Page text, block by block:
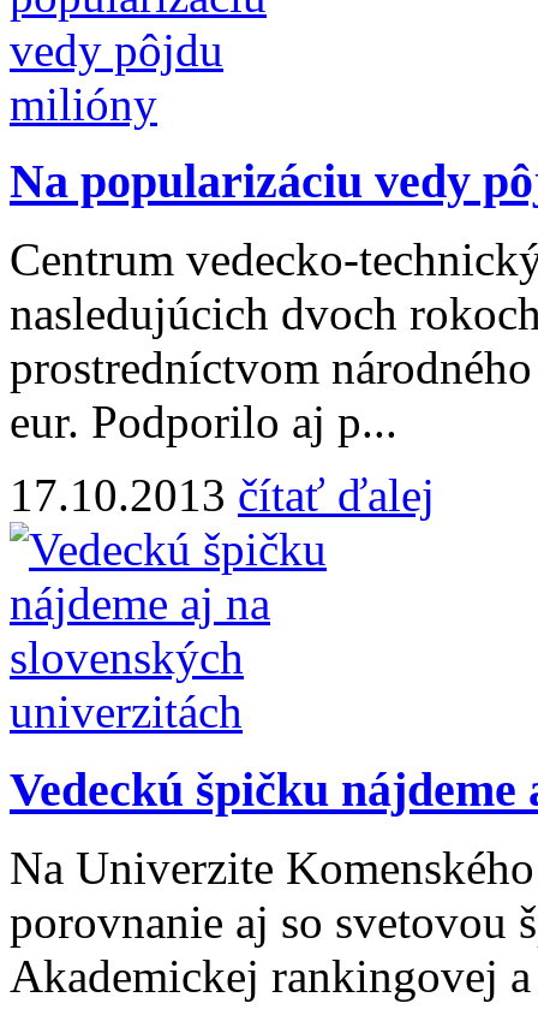
Na popularizáciu vedy
Centrum vedecko-
nasledujúcich dvoch
prostredníctvom
eur. Podporilo aj p...
17.10.2013 čítať ďalej
Vedeckú špičku
Na Univerzite
porovnanie aj so svetovou
Akademickej rankingovej